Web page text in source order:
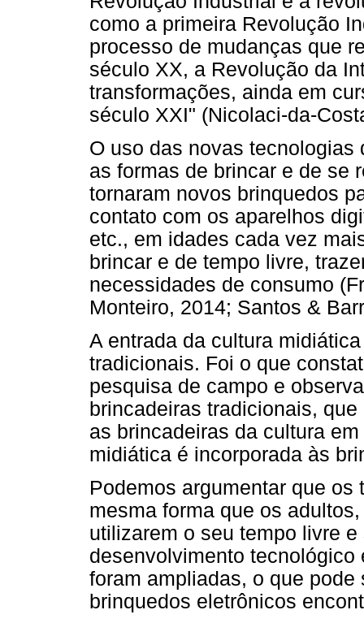
como a primeira Revolução
processo de mudanças que
século XX, a Revolução da
transformações, ainda em
século XXI" (Nicolaci-da-
O uso das novas
as formas de brincar e de se
tornaram novos brinquedos
contato com os aparelhos
etc., em idades cada vez
brincar e de tempo livre,
necessidades de consumo
Monteiro, 2014; Santos &
A entrada da cultura
tradicionais. Foi o que
pesquisa de campo e
brincadeiras tradicionais,
as brincadeiras da cultura
midiática é incorporada às
Podemos argumentar que
mesma forma que os
utilizarem o seu tempo livre
desenvolvimento
foram ampliadas, o que
brinquedos eletrônicos